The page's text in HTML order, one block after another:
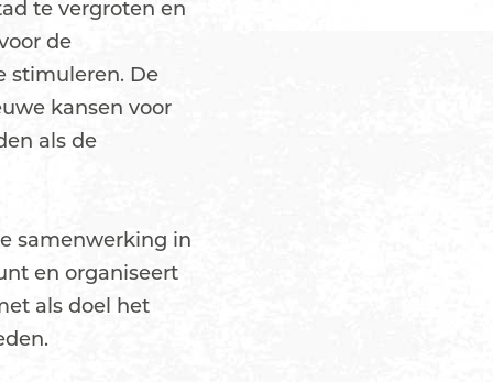
te vergroten en
de
stimuleren. De
kansen voor
als de
samenwerking in
en organiseert
als doel het